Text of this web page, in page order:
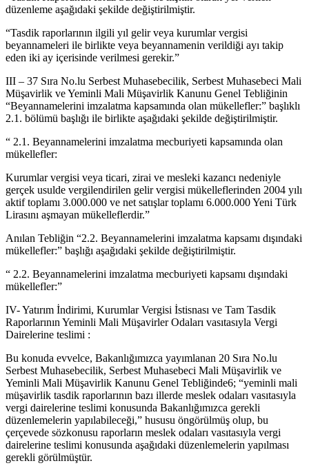
düzenleme aşağıdaki şekilde değiştirilmiştir.
“Tasdik raporlarının ilgili yıl gelir veya kurumlar vergisi
beyannameleri ile birlikte veya beyannamenin verildiği ayı takip
eden iki ay içerisinde verilmesi gerekir.”
III – 37 Sıra No.lu Serbest Muhasebecilik, Serbest Muhasebeci Mali
Müşavirlik ve Yeminli Mali Müşavirlik Kanunu Genel Tebliğinin
“Beyannamelerini imzalatma kapsamında olan mükellefler:” başlıklı
2.1. bölümü başlığı ile birlikte aşağıdaki şekilde değiştirilmiştir.
“ 2.1. Beyannamelerini imzalatma mecburiyeti kapsamında olan
mükellefler:
Kurumlar vergisi veya ticari, zirai ve mesleki kazancı nedeniyle
gerçek usulde vergilendirilen gelir vergisi mükelleflerinden 2004 yılı
aktif toplamı 3.000.000 ve net satışlar toplamı 6.000.000 Yeni Türk
Lirasını aşmayan mükelleflerdir.”
Anılan Tebliğin “2.2. Beyannamelerini imzalatma kapsamı dışındaki
mükellefler:” başlığı aşağıdaki şekilde değiştirilmiştir.
“ 2.2. Beyannamelerini imzalatma mecburiyeti kapsamı dışındaki
mükellefler:”
IV- Yatırım İndirimi, Kurumlar Vergisi İstisnası ve Tam Tasdik
Raporlarının Yeminli Mali Müşavirler Odaları vasıtasıyla Vergi
Dairelerine teslimi :
Bu konuda evvelce, Bakanlığımızca yayımlanan 20 Sıra No.lu
Serbest Muhasebecilik, Serbest Muhasebeci Mali Müşavirlik ve
Yeminli Mali Müşavirlik Kanunu Genel Tebliğinde6; “yeminli mali
müşavirlik tasdik raporlarının bazı illerde meslek odaları vasıtasıyla
vergi dairelerine teslimi konusunda Bakanlığımızca gerekli
düzenlemelerin yapılabileceği,” hususu öngörülmüş olup, bu
çerçevede sözkonusu raporların meslek odaları vasıtasıyla vergi
dairelerine teslimi konusunda aşağıdaki düzenlemelerin yapılması
gerekli görülmüştür.